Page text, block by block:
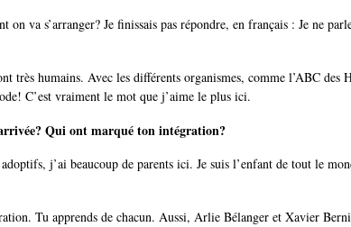
va s’arranger? Je finissais pas répondre, en français : Je ne
très humains. Avec les différents organismes, comme l’ABC
C’est vraiment le mot que j’aime le plus ici.
Qui ont marqué ton intégration?
j’ai beaucoup de parents ici. Je suis l’enfant de tout le
Tu apprends de chacun. Aussi, Arlie Bélanger et Xavier